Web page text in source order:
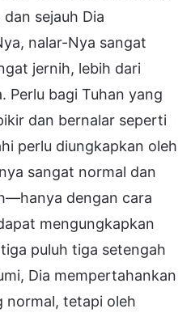
sejauh Dia
nalar-Nya sangat
jernih, lebih dari
Perlu bagi Tuhan yang
dan bernalar seperti
perlu diungkapkan oleh
sangat normal dan
dengan cara
mengungkapkan
puluh tiga setengah
Dia mempertahankan
normal, tetapi oleh